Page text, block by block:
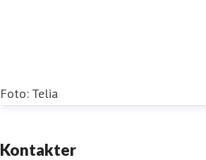
Foto: Telia
Kontakter